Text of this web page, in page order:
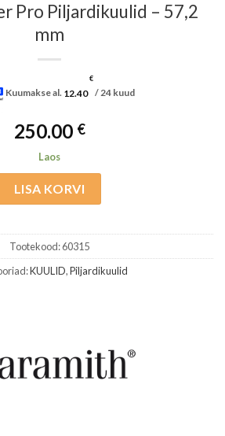
Pro Piljardikuulid – 57,2
mm
Kuumakse al. 12.40
€
/ 24 kuud
250.00 €
Laos
LISA KORVI
Tootekood:60315
KUULID,Piljardikuulid